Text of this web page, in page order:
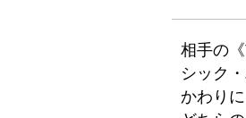
相手の
シック
かわり